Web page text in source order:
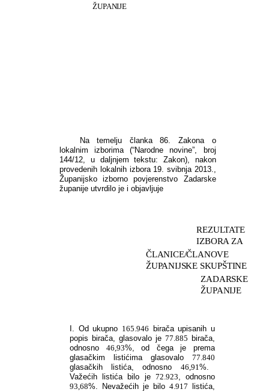
ŽUPANIJE
Na temelju članka 86. Zakona o
lokalnim izborima (“Narodne novine”, broj
144/12, u daljnjem tekstu: Zakon), nakon
provedenih lokalnih izbora 19. svibnja 2013.,
Županijsko izborno povjerenstvo Zadarske
županije utvrdilo je i objavljuje
REZULTATE
IZBORA ZA
ČLANICE/ČLANOVE
ŽUPANIJSKE SKUPŠTINE
ZADARSKE
ŽUPANIJE
I. Od ukupno 165.946 birača upisanih u
popis birača, glasovalo je 77.885 birača,
odnosno 46,93%, od čega je prema
glasačkim listićima glasovalo77.840
glasačkih listića, odnosno 46,91 %.
Važećih listića bilo je 72.923 , odnosno
93,68%. Nevažećih je bilo 4.917 listića,